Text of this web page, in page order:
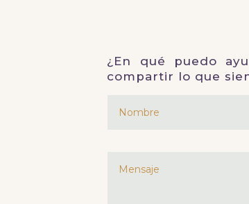
¿En qué puedo
compartir lo que